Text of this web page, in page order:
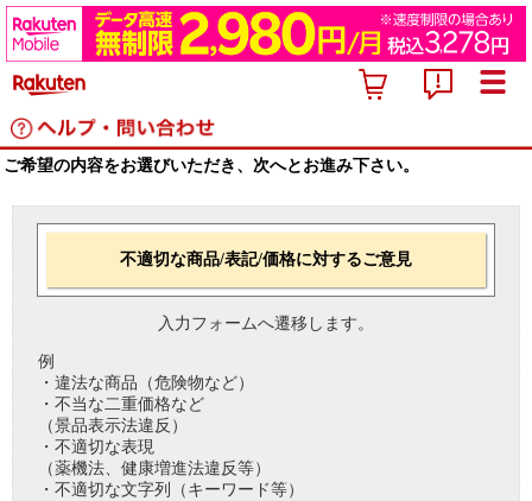
ご希望の内容をお選びいただき、次へとお進み下さい。
不適切な商品/表記/価格に対するご意見
入力フォームへ遷移します。
例
・違法な商品（危険物など）
・不当な二重価格など
（景品表示法違反）
・不適切な表現
（薬機法、健康増進法違反等）
・不適切な文字列（キーワード等）